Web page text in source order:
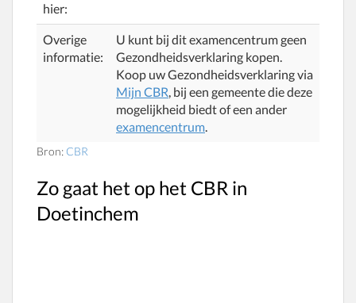
hier:
Overige
informatie:
U kunt bij dit examencentrum geen
Gezondheidsverklaring kopen.
Koop uw Gezondheidsverklaring via
Mijn CBR, bij een gemeente die deze
mogelijkheid biedt of een ander
examencentrum.
Bron: CBR
Zo gaat het op het CBR in
Doetinchem